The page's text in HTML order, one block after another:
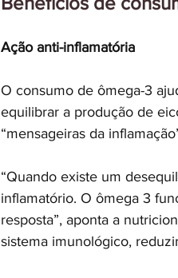
Ação anti-inflamatória
O consumo de ômega-3
equilibrar a produção de
“mensageiras da
“Quando existe um
inflamatório. O ômega 3
resposta”, aponta a
sistema imunológico,